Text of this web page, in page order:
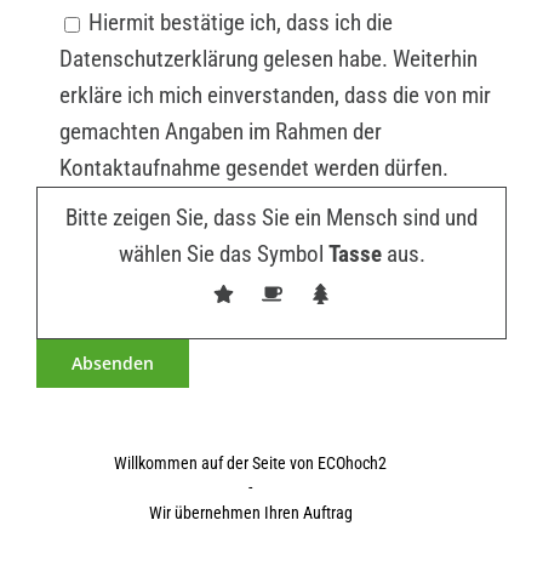
Hiermit bestätige ich, dass ich die
Datenschutzerklärung gelesen habe. Weiterhin
erkläre ich mich einverstanden, dass die von mir
gemachten Angaben im Rahmen der
Kontaktaufnahme gesendet werden dürfen.
Bitte zeigen Sie, dass Sie ein Mensch sind und
wählen Sie das Symbol Tasseaus.
Willkommen auf der Seite von ECOhoch2
-
Wir übernehmen Ihren Auftrag